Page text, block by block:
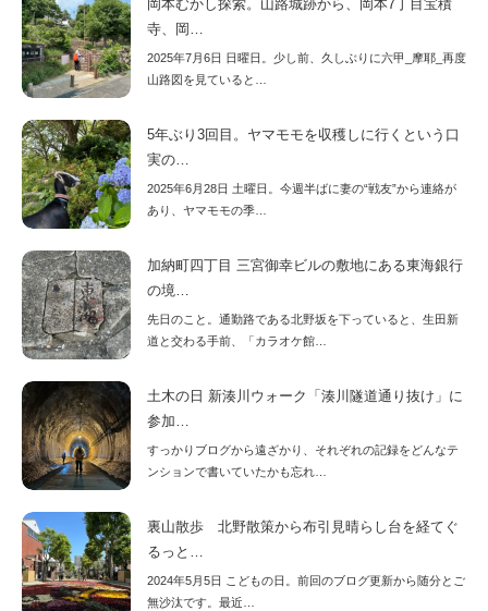
岡本むかし探索。山路城跡から、岡本7丁目宝積
寺、岡…
2025年7月6日 日曜日。少し前、久しぶりに六甲_摩耶_再度
山路図を見ていると…
5年ぶり3回目。ヤマモモを収穫しに行くという口
実の…
2025年6月28日 土曜日。今週半ばに妻の“戦友”から連絡が
あり、ヤマモモの季…
加納町四丁目 三宮御幸ビルの敷地にある東海銀行
の境…
先日のこと。通勤路である北野坂を下っていると、生田新
道と交わる手前、「カラオケ館…
土木の日 新湊川ウォーク「湊川隧道通り抜け」に
参加…
すっかりブログから遠ざかり、それぞれの記録をどんなテ
ンションで書いていたかも忘れ…
裏山散歩 北野散策から布引見晴らし台を経てぐ
るっと…
2024年5月5日 こどもの日。前回のブログ更新から随分とご
無沙汰です。最近…